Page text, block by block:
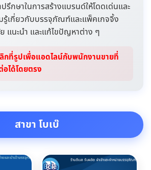
รึกษาในการสร้างแบรนด์ให้โดดเด่นและ
รู้เกี่ยวกับบรรจุภัณฑ์และแพ็คเกจจิ้ง
แนะนำ และแก้ไขปัญหาต่าง ๆ
กที่รูปเพื่อแอดไลน์กับพนักงานขายที่
ได้โดยตรง
สาขา โบเบ๊